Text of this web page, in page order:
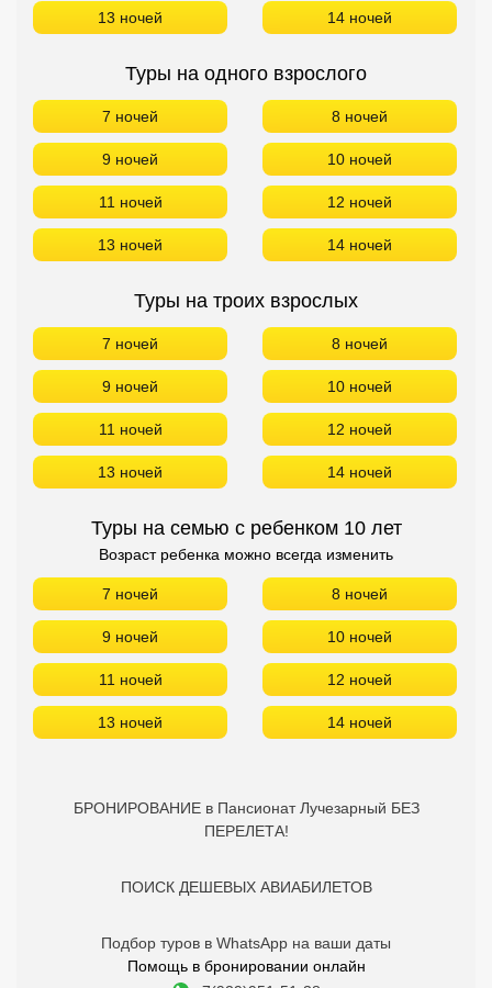
13 ночей 14 ночей
Туры на одного взрослого
7 ночей 8 ночей
9 ночей 10 ночей
11 ночей 12 ночей
13 ночей 14 ночей
Туры на троих взрослых
7 ночей 8 ночей
9 ночей 10 ночей
11 ночей 12 ночей
13 ночей 14 ночей
Туры на семью с ребенком 10 лет
Возраст ребенка можно всегда изменить
7 ночей 8 ночей
9 ночей 10 ночей
11 ночей 12 ночей
13 ночей 14 ночей
БРОНИРОВАНИЕ в Пансионат Лучезарный БЕЗ
ПЕРЕЛЕТА!
ПОИСК ДЕШЕВЫХ АВИАБИЛЕТОВ
Подбор туров в WhatsApp на ваши даты
Помощь в бронировании онлайн